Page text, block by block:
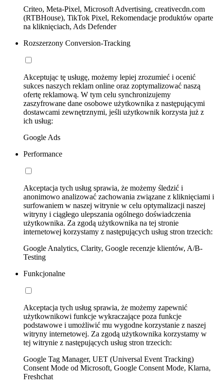
Criteo, Meta-Pixel, Microsoft Advertising, creativecdn.com
(RTBHouse), TikTok Pixel, Rekomendacje produktów oparte
na kliknięciach, Ads Defender
Rozszerzony Conversion-Tracking
Akceptując tę usługę, możemy lepiej zrozumieć i ocenić
sukces naszych reklam online oraz zoptymalizować naszą
ofertę reklamową. W tym celu synchronizujemy
zaszyfrowane dane osobowe użytkownika z następującymi
dostawcami zewnętrznymi, jeśli użytkownik korzysta już z
ich usług:
Google Ads
Performance
Akceptacja tych usług sprawia, że możemy śledzić i
anonimowo analizować zachowania związane z kliknięciami i
surfowaniem w naszej witrynie w celu optymalizacji naszej
witryny i ciągłego ulepszania ogólnego doświadczenia
użytkownika. Za zgodą użytkownika na tej stronie
internetowej korzystamy z następujących usług stron trzecich:
Google Analytics, Clarity, Google recenzje klientów, A/B-
Testing
Funkcjonalne
Akceptacja tych usług sprawia, że możemy zapewnić
użytkownikowi funkcje wykraczające poza funkcje
podstawowe i umożliwić mu wygodne korzystanie z naszej
witryny internetowej. Za zgodą użytkownika korzystamy w
tej witrynie z następujących usług stron trzecich:
Google Tag Manager, UET (Universal Event Tracking)
Consent Mode od Microsoft, Google Consent Mode, Klarna,
Freshchat